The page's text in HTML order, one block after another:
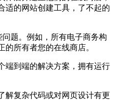
适的网站创建工具，了不起的
题。例如，所有电子商务构
所有者您的在线商店。
到端的解决方案，拥有运行
复杂代码或对网页设计有更